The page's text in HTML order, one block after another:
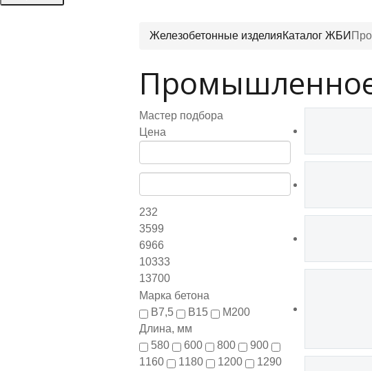
Железобетонные изделияКаталог ЖБИ
Промышленное
Мастер подбора
Цена
232
3599
6966
10333
13700
Марка бетона
B7,5
B15
М200
Длина, мм
580
600 800
900
1160
1180 1200
1290